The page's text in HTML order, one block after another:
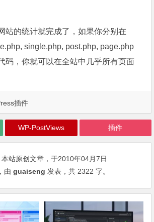
站的统计就完成了，如果你分别在
single.php, post.php, page.php
码，你就可以在全站中几乎所有页面
插件
WP-PostViews 插件
本站原创文章，于2010年04月7日
，由guaiseng 发表，共 2322 字。